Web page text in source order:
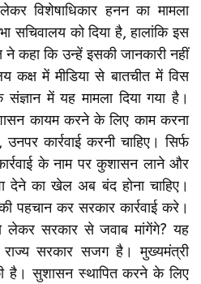
विशेषाधिकार हनन का मामला
सचिवालय को दिया है, हालांकि इस
कहा कि उन्हें इसकी जानकारी नहीं
कक्ष में मीडिया से बातचीत में विस
में यह मामला दिया गया है।
कायम करने के लिए काम करना
कार्रवाई करनी चाहिए। सिर्फ
कार्रवाई के नाम पर कुशासन लाने और
देने का खेल अब बंद होना चाहिए।
कर सरकार कार्रवाई करे।
लेकर सरकार से जवाब मांगेंगे? यह
सरकार सजग है। मुख्यमंत्री
है। सुशासन स्थापित करने के लिए